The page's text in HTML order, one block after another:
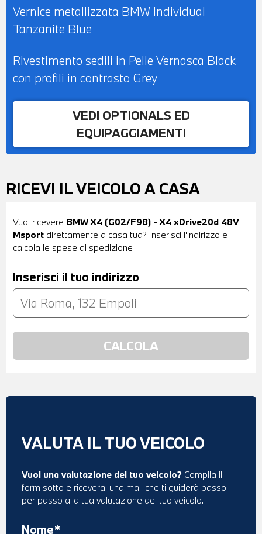
Vernice metallizzata BMW Individual
Tanzanite Blue
Rivestimento sedili in Pelle Vernasca Black
con profili in contrasto Grey
VEDI OPTIONALS ED
EQUIPAGGIAMENTI
RICEVI IL VEICOLO A CASA
Vuoi ricevere BMW X4 (G02/F98) - X4 xDrive20d 48V
Msport direttamente a casa tua? Inserisci l'indirizzo e
calcola le spese di spedizione
Inserisci il tuo indirizzo
VALUTA IL TUO VEICOLO
Vuoi una valutazione del tuo veicolo? Compila il
form sotto e riceverai una mail che ti guiderà passo
per passo alla tua valutazione del tuo veicolo.
Nome*